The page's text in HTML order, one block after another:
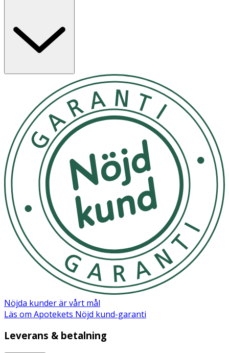
Nöjda kunder är vårt mål
Läs om Apotekets Nöjd kund-garanti
Leverans & betalning